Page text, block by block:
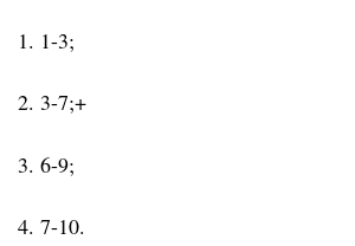
1. 1-3;
2. 3-7;+
3. 6-9;
4. 7-10.